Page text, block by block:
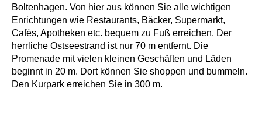
Boltenhagen. Von hier aus können Sie alle wichtigen
Enrichtungen wie Restaurants, Bäcker, Supermarkt,
Cafès, Apotheken etc. bequem zu Fuß erreichen. Der
herrliche Ostseestrand ist nur 70 m entfernt. Die
Promenade mit vielen kleinen Geschäften und Läden
beginnt in 20 m. Dort können Sie shoppen und bummeln.
Den Kurpark erreichen Sie in 300 m.